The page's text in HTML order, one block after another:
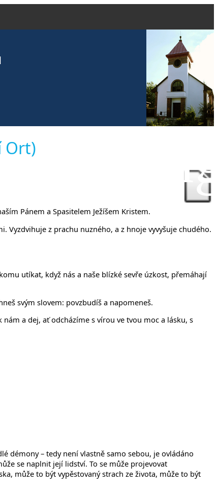
Ort)
Pánem a Spasitelem Ježíšem Kristem.
Vyzdvihuje z prachu nuzného, a z hnoje vyvyšuje chudého.
utíkat, když nás a naše blízké sevře úzkost, přemáhají
svým slovem: povzbudíš a napomeneš.
a dej, ať odcházíme s vírou ve tvou moc a lásku, s
démony – tedy není vlastně samo sebou, je ovládáno
se naplnit její lidství. To se může projevovat
může to být vypěstovaný strach ze života, může to být